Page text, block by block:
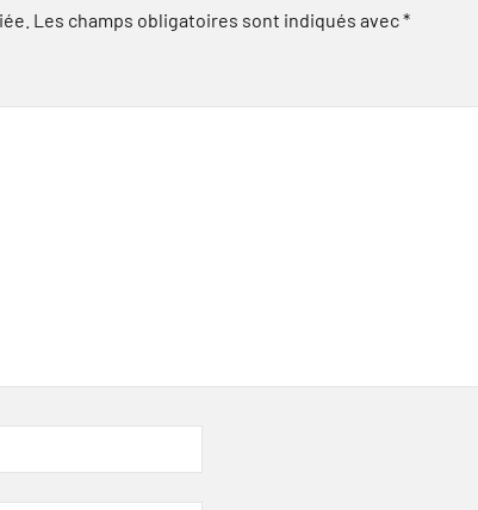
Les champs obligatoires sont indiqués avec*